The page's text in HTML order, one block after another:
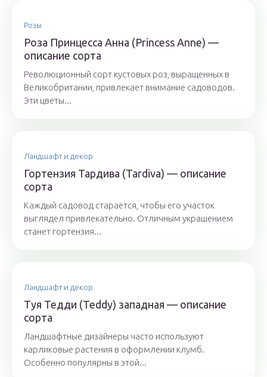
Розы
Роза Принцесса Анна (Princess Anne) —
описание сорта
Революционный сорт кустовых роз, выращенных в
Великобритании, привлекает внимание садоводов.
Эти цветы...
Ландшафт и декор
Гортензия Тардива (Tardiva) — описание
сорта
Каждый садовод старается, чтобы его участок
выглядел привлекательно. Отличным украшением
станет гортензия...
Ландшафт и декор
Туя Тедди (Teddy) западная — описание
сорта
Ландшафтные дизайнеры часто используют
карликовые растения в оформлении клумб.
Особенно популярны в этой...